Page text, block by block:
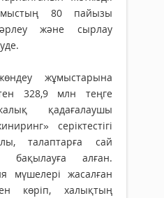
80 пайызы
және сырлау
жұмыстарына
328,9 млн теңге
қадағалаушы
серіктестігі
талаптарға сай
бақылауға алған.
мүшелері жасалған
көріп, халықтың